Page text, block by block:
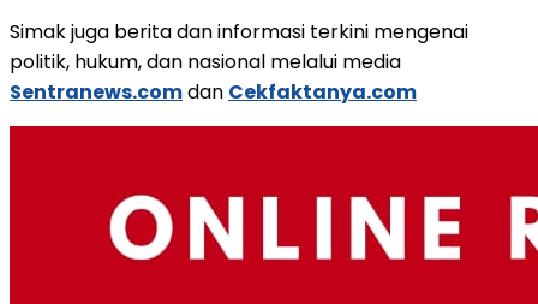
Simak juga berita dan informasi terkini mengenai
politik, hukum, dan nasional melalui media
Sentranews.comdan Cekfaktanya.com